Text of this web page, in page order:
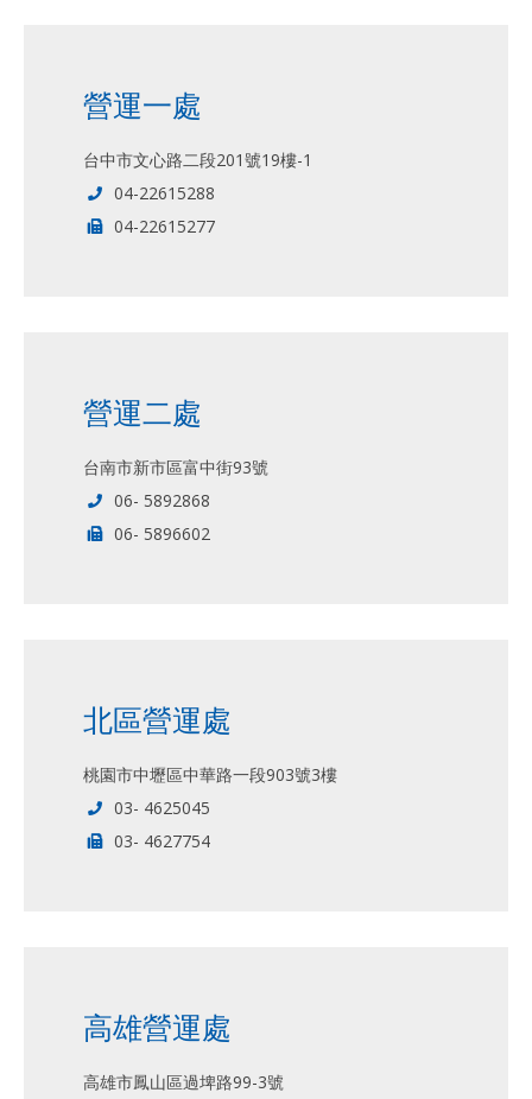
營運一處
台中市文心路二段201號19樓-1
04-22615288
04-22615277
營運二處
台南市新市區富中街93號
06- 5892868
06- 5896602
北區營運處
桃園市中壢區中華路一段903號3樓
03- 4625045
03- 4627754
高雄營運處
高雄市鳳山區過埤路99-3號